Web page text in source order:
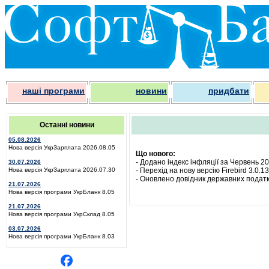
наші програми новини придбати
Останні новини
05.08.2026
Нова версія УкрЗарплата 2026.08.05
30.07.2026
Нова версія УкрЗарплата 2026.07.30
21.07.2026
Нова версія програми УкрБланк 8.05
21.07.2026
Нова версія програми УкрСклад 8.05
03.07.2026
Нова версія програми УкрБланк 8.03
Що нового:
- Додано індекс інфляції за Червень
- Перехід на нову версію Firebird 3.0.13
- Оновлено довідник державних